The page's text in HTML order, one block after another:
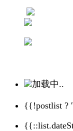
加载中..
{{!postlist ?